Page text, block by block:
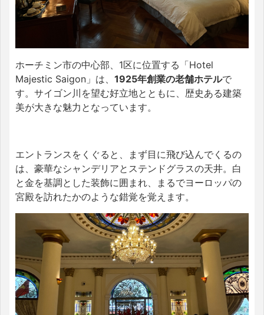
ホーチミン市の中心部、1区に位置する「Hotel
Majestic Saigon」は、 1925年創業の老舗ホテルで
す。サイゴン川を望む好立地とともに、歴史ある建築
美が大きな魅力となっています。
エントランスをくぐると、まず目に飛び込んでくるの
は、豪華なシャンデリアとステンドグラスの天井。白
と金を基調とした装飾に囲まれ、まるでヨーロッパの
宮殿を訪れたかのような錯覚を覚えます。